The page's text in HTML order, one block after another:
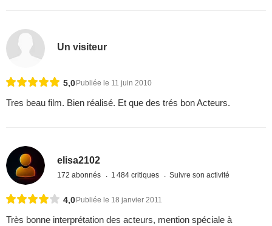
Un visiteur
5,0 Publiée le 11 juin 2010
Tres beau film. Bien réalisé. Et que des trés bon Acteurs.
elisa2102
172 abonnés 1 484 critiques Suivre son activité
4,0 Publiée le 18 janvier 2011
Très bonne interprétation des acteurs, mention spéciale à